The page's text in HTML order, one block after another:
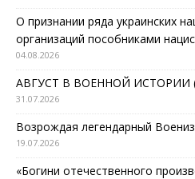
О признании ряда украинских
организаций пособниками
04.08.2026
АВГУСТ В ВОЕННОЙ ИСТОРИИ
31.07.2026
Возрождая легендарный
19.07.2026
«Богини отечественного